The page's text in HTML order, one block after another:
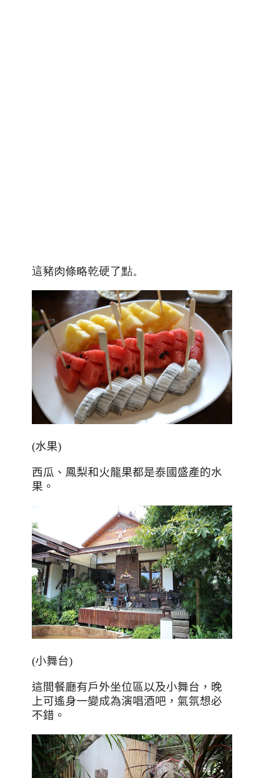
這豬肉條略乾硬了點。
(水果)
西瓜、鳳梨和火龍果都是泰國盛產的水
果。
(小舞台)
這間餐廳有戶外坐位區以及小舞台，晚
上可遙身一變成為演唱酒吧，氣氛想必
不錯。